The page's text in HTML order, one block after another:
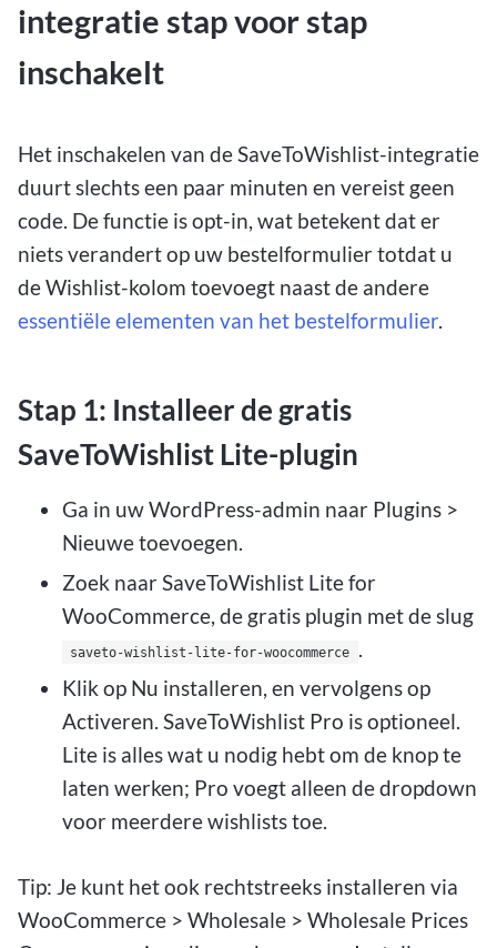
integratie stap voor stap
inschakelt
Het inschakelen van de SaveToWishlist-integratie
duurt slechts een paar minuten en vereist geen
code. De functie is opt-in, wat betekent dat er
niets verandert op uw bestelformulier totdat u
de Wishlist-kolom toevoegt naast de andere
essentiële elementen van het bestelformulier.
Stap 1: Installeer de gratis
SaveToWishlist Lite-plugin
Ga in uw WordPress-admin naar Plugins >
Nieuwe toevoegen.
Zoek naar SaveToWishlist Lite for
WooCommerce, de gratis plugin met de slug
saveto-wishlist-lite-for-woocommerce
.
Klik op Nu installeren, en vervolgens op
Activeren. SaveToWishlist Pro is optioneel.
Lite is alles wat u nodig hebt om de knop te
laten werken; Pro voegt alleen de dropdown
voor meerdere wishlists toe.
Tip: Je kunt het ook rechtstreeks installeren via
WooCommerce > Wholesale > Wholesale Prices